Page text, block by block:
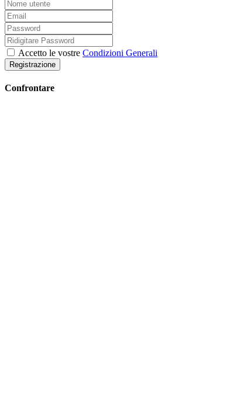
Accetto le vostre Condizioni Generali
Registrazione
Confrontare